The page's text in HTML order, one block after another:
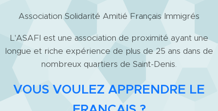
Association Solidarité Amitié Français Immigrés
L'ASAFI est une association de proximité ayant une
longue et riche expérience de plus de 25 ans dans de
nombreux quartiers de Saint-Denis.
VOUS VOULEZ APPRENDRE LE